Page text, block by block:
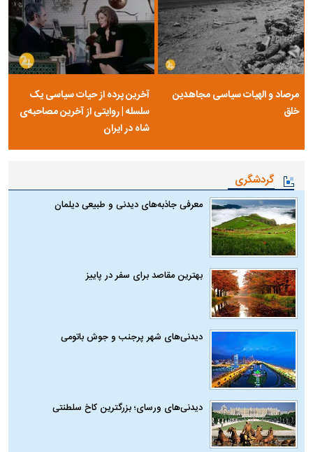
مرصاد و الهیات سیاسی مجاهدین
خلق
آخرین پرده از حیات سیاسی یک
سلسله | روایتی از آخرین مصاحبه‌ی
شاه در ایران
گردشگری
معرفی جاذبه‌های دیدنی و طبیعی دیلمان
بهترین مقاصد برای سفر در پاییز
دیدنی‌های شهر پرجنب و جوش باتومی
دیدنی‌های ورسای؛ بزرگترین کاخ سلطنتی